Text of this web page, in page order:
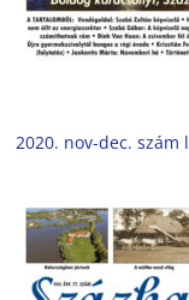
2020. nov-dec. szám